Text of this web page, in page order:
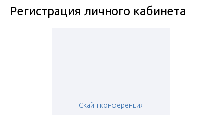
Регистрация личного кабинета
Скайп конференция